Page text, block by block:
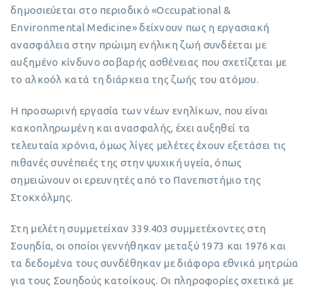
δημοσιεύεται στο περιοδικό «Occupational &
Environmental Medicine» δείχνουν πως η εργασιακή
ανασφάλεια στην πρώιμη ενήλικη ζωή συνδέεται με
αυξημένο κίνδυνο σοβαρής ασθένειας που σχετίζεται με
το αλκοόλ κατά τη διάρκεια της ζωής του ατόμου.
Η προσωρινή εργασία των νέων ενηλίκων, που είναι
κακοπληρωμένη και ανασφαλής, έχει αυξηθεί τα
τελευταία χρόνια, όμως λίγες μελέτες έχουν εξετάσει τις
πιθανές συνέπειές της στην ψυχική υγεία, όπως
σημειώνουν οι ερευνητές από το Πανεπιστήμιο της
Στοκχόλμης.
Στη μελέτη συμμετείχαν 339.403 συμμετέχοντες στη
Σουηδία, οι οποίοι γεννήθηκαν μεταξύ 1973 και 1976 και
τα δεδομένα τους συνδέθηκαν με διάφορα εθνικά μητρώα
για τους Σουηδούς κατοίκους. Οι πληροφορίες σχετικά με